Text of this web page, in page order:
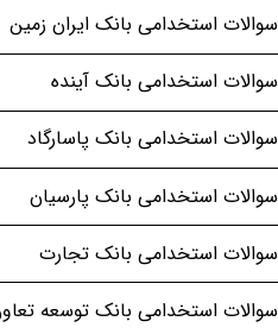
سوالات استخدامی بانک ایران زمین
سوالات استخدامی بانک آینده
سوالات استخدامی بانک پاسارگاد
سوالات استخدامی بانک پارسیان
سوالات استخدامی بانک تجارت
سوالات استخدامی بانک توسعه